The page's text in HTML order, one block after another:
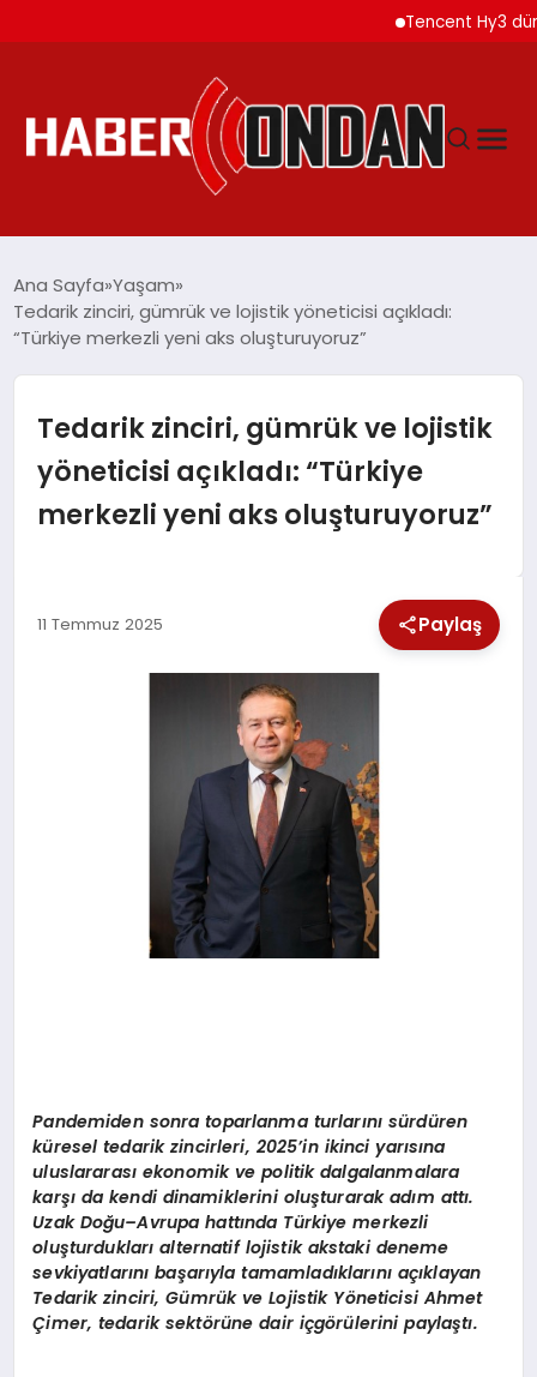
Tencent Hy3 dünya
SIYASET
DÜNYA
EKONOMI
TEKNOLOJI
Ana Sayfa Yaşam
Tedarik zinciri, gümrük ve lojistik yöneticisi açıkladı:
“Türkiye merkezli yeni aks oluşturuyoruz”
Tedarik zinciri, gümrük ve lojistik
yöneticisi açıkladı: “Türkiye
merkezli yeni aks oluşturuyoruz”
11 Temmuz 2025 Paylaş
Pandemiden sonra toparlanma turlarını sürdüren
küresel tedarik zincirleri, 2025’in ikinci yarısına
uluslararası ekonomik ve politik dalgalanmalara
karşı da kendi dinamiklerini oluşturarak adım attı.
Uzak Doğu–Avrupa hattında Türkiye merkezli
oluşturdukları alternatif lojistik akstaki deneme
sevkiyatlarını başarıyla tamamladıklarını açıklayan
Tedarik zinciri, Gümrük ve Lojistik Yöneticisi Ahmet
Çimer, tedarik sektörüne dair içgörülerini paylaştı.